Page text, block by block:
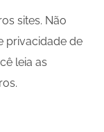
sites. Não
privacidade de
leia as